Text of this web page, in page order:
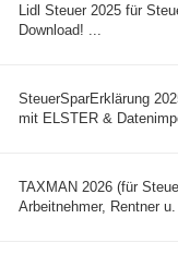
Lidl Steuer 2025 für
Download! ...
SteuerSparErklärung
mit ELSTER &
TAXMAN 2026 (für
Arbeitnehmer, Rentner u.